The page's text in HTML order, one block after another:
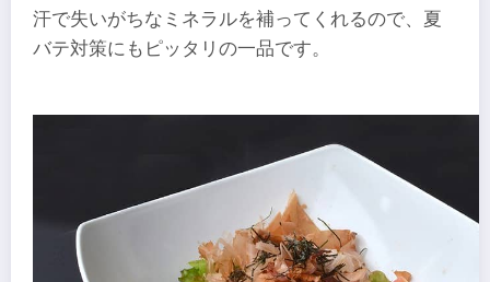
汗で失いがちなミネラルを補ってくれるので、夏
バテ対策にもピッタリの一品です。